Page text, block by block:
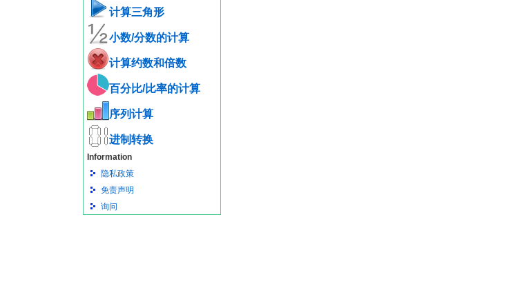
计算三角形
小数/分数的计算
计算约数和倍数
百分比/比率的计算
序列计算
进制转换
Information
隐私政策
免责声明
询问